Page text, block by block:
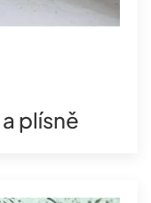
plísně